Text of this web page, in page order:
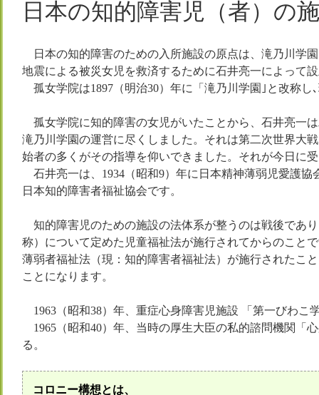
日本の知的障害児（者）の
日本の知的障害のための入所施設の原点は、滝乃川学
地震による被災女児を救済するために石井亮一によって
孤女学院は1897 （明治30）年に「滝乃川学園｣と改称し
孤女学院に知的障害の女児がいたことから、石井亮一
滝乃川学園の運営に尽くしました。それは第二次世界大
始者の多くがその指導を仰いできました。それが今日に
石井亮一は、1934（昭和9）年に日本精神薄弱児愛護
日本知的障害者福祉協会です。
知的障害児のための施設の法体系が整うのは戦後であ
称）について定めた児童福祉法が施行されてからのこと
薄弱者福祉法（現：知的障害者福祉法）が施行されたこ
ことになります。
1963（昭和38）年、重症心身障害児施設 「第一びわこ
1965（昭和40）年、当時の厚生大臣の私的諮問機関「
る。
コロニー構想とは、